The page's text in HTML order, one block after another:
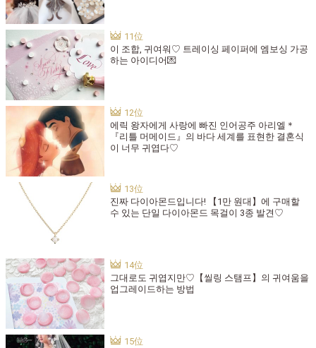
이 조합, 귀여워♡ 트레이싱 페이퍼에 엠보싱 가공
하는 아이디어💌
에릭 왕자에게 사랑에 빠진 인어공주 아리엘＊
『리틀 머메이드』의 바다 세계를 표현한 결혼식
이 너무 귀엽다♡
진짜 다이아몬드입니다! 【1만 원대】에 구매할
수 있는 단일 다이아몬드 목걸이 3종 발견♡
그대로도 귀엽지만♡【씰링 스탬프】의 귀여움을
업그레이드하는 방법